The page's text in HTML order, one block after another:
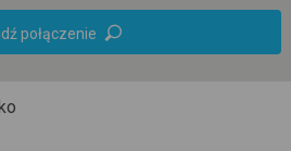
połączenie